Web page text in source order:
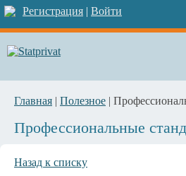
Регистрация | Войти
Главная | Полезное |
Профессиональные
Назад к списку